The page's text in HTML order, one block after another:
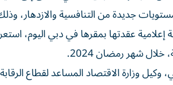
جديدة من التنافسية والازدهار،
إعلامية عقدتها بمقرها في دبي اليوم،
شهر رمضان 2024.
وزارة الاقتصاد المساعد لقطاع